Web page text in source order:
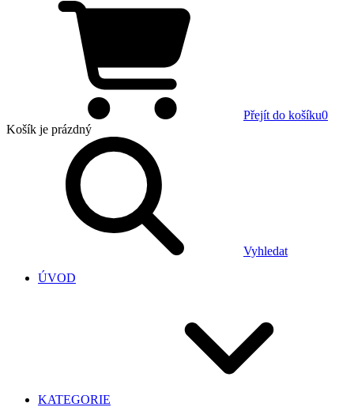
Přejít do košíku0
Košík je prázdný
Vyhledat
ÚVOD
KATEGORIE